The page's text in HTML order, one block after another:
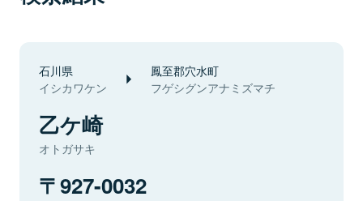
石川県
イシカワケン
鳳至郡穴水町
フゲシグンアナミズマチ
乙ケ崎
オトガサキ
927-0032